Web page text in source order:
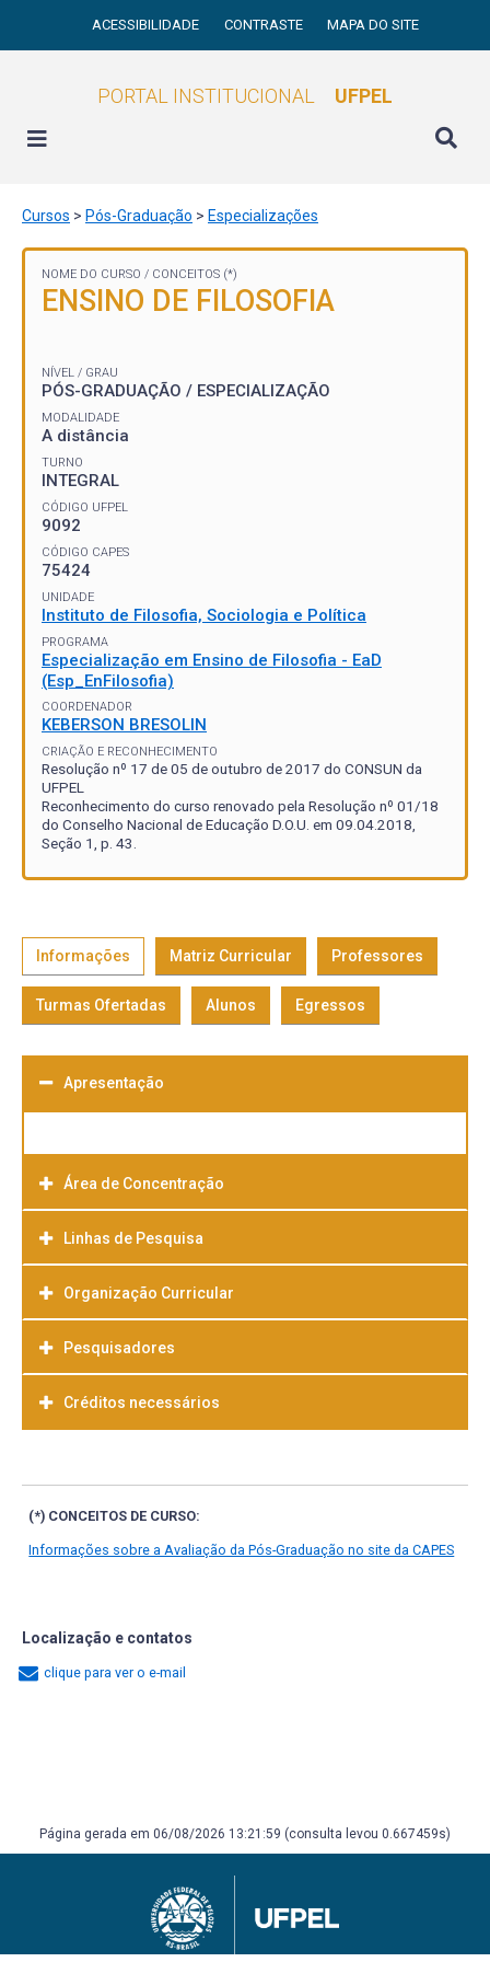
ACESSIBILIDADE CONTRASTE MAPA DO SITE
PORTAL INSTITUCIONAL UFPEL
Cursos > Pós-Graduação > Especializações
NOME DO CURSO / CONCEITOS (*)
ENSINO DE FILOSOFIA
NÍVEL / GRAU
PÓS-GRADUAÇÃO / ESPECIALIZAÇÃO
MODALIDADE
A distância
TURNO
INTEGRAL
CÓDIGO UFPEL
9092
CÓDIGO CAPES
75424
UNIDADE
Instituto de Filosofia, Sociologia e Política
PROGRAMA
Especialização em Ensino de Filosofia - EaD
(Esp_EnFilosofia)
COORDENADOR
KEBERSON BRESOLIN
CRIAÇÃO E RECONHECIMENTO
Resolução nº 17 de 05 de outubro de 2017 do CONSUN da
UFPEL
Reconhecimento do curso renovado pela Resolução nº 01/18
do Conselho Nacional de Educação D.O.U. em 09.04.2018,
Seção 1, p. 43.
Informações Matriz Curricular Professores
Turmas Ofertadas Alunos Egressos
Apresentação
Área de Concentração
Linhas de Pesquisa
Organização Curricular
Pesquisadores
Créditos necessários
(*) CONCEITOS DE CURSO:
Informações sobre a Avaliação da Pós-Graduação no site da CAPES
Localização e contatos
clique para ver o e-mail
Página gerada em 06/08/2026 13:21:59 (consulta levou 0.667459s)